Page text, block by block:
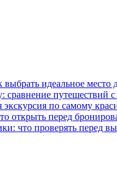
идеальное место
путешествий
по самому
открыть перед
что проверять перед